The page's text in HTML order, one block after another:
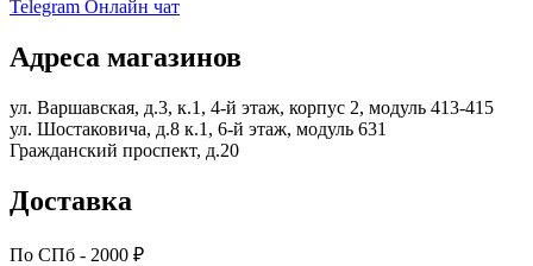
Telegram Онлайн чат
Адреса магазинов
ул. Варшавская, д.3, к.1, 4-й этаж, корпус 2, модуль 413-415
ул. Шостаковича, д.8 к.1, 6-й этаж, модуль 631
Гражданский проспект, д.20
Доставка
По СПб - 2000 ₽